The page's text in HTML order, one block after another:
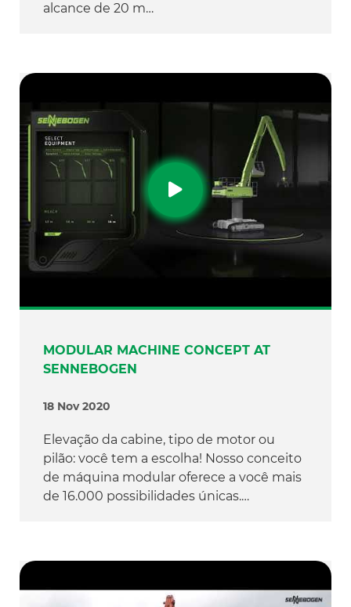
alcance de 20 m…
MODULAR MACHINE CONCEPT AT
SENNEBOGEN
18 Nov 2020
Elevação da cabine, tipo de motor ou
pilão: você tem a escolha! Nosso conceito
de máquina modular oferece a você mais
de 16.000 possibilidades únicas.…